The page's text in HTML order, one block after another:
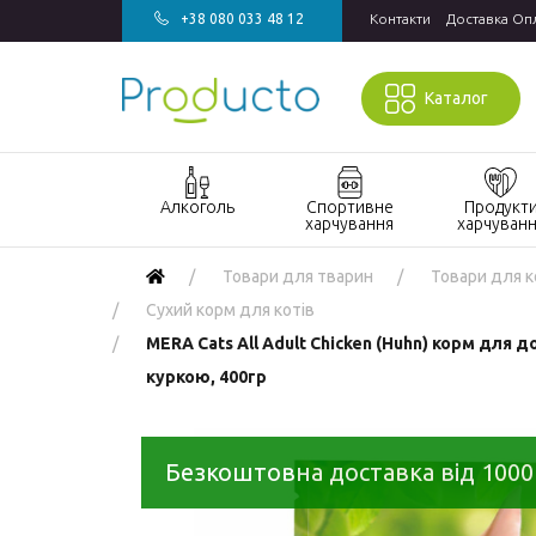
+38 080 033 48 12 Контакти Доставка
Каталог
Алкоголь
Акції алкоголь
Виски
Джин
Горілка
Спортивне
харчування
харчування
для спорту
Протеїнові
батончики
Продукти
харчування
вироби
приготування
Макаронні
Товари для тварин Товари для
Сухий корм для котів
MERA Cats All Adult Chicken (Huhn) корм для
куркою, 400гр
Безкоштовна доставка від